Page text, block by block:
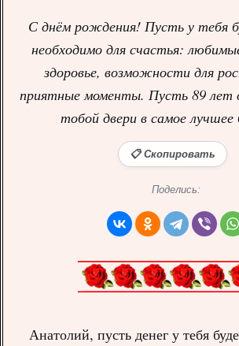
С днём рождения! Пусть у тебя
необходимо для счастья:
здоровье, возможности для
приятные моменты. Пусть 89 лет
тобой двери в самое лучшее
📋 Скопировать
Поделись:
Анатолий, пусть денег у тебя